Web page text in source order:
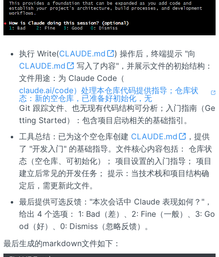
执行 Write(CLAUDE.md
) 操作后，终端提示 "向
CLAUDE.md
写入了内容"，并展示文件的初始结构：
文件用途：为 Claude Code（
claude.ai/code）处理本仓库代码提供指导；仓库状
态：新的空仓库，已准备好初始化，无
Git 跟踪文件、也无现有代码结构可分析；入门指南（Ge
tting Started）：包含项目启动相关的基础指引。
工具总结：已为这个空仓库创建 CLAUDE.md
，提供
了 "开发入门" 的基础指导。文件核心内容包括： 仓库状
态（空仓库、可初始化）； 项目设置的入门指导； 项目
建立后常见的开发任务； 提示：当技术栈和项目结构确
定后，需更新此文件。
最后提供可选反馈："本次会话中 Claude 表现如何？"，
给出 4 个选项： 1: Bad（差）、2: Fine（一般）、3: Go
od（好）、0: Dismiss（忽略反馈）。
最后生成的markdown文件如下：